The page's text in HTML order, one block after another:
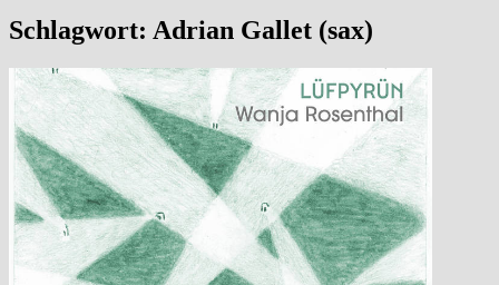
Schlagwort: Adrian Gallet (sax)